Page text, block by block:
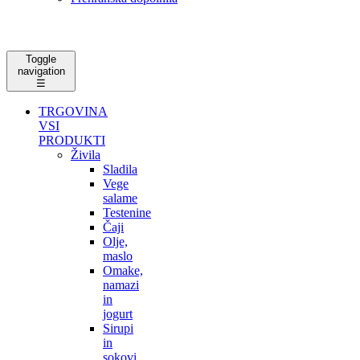
Toggle
navigation
☰
TRGOVINA
VSI
PRODUKTI
Živila
Sladila
Vege
salame
Testenine
Čaji
Olje,
maslo
Omake,
namazi
in
jogurt
Sirupi
in
sokovi